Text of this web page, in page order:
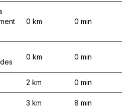
0 km 0 min
0 km 0 min
2 km 0 min
3 km 8 min